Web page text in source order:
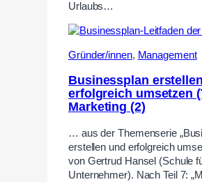
Urlaubs…
Gründer/innen, Management
Businessplan
erfolgreich umsetzen
Marketing (2)
… aus der Themenserie
erstellen und erfolgreich
von Gertrud Hansel (Schule
Unternehmer). Nach Teil 7: